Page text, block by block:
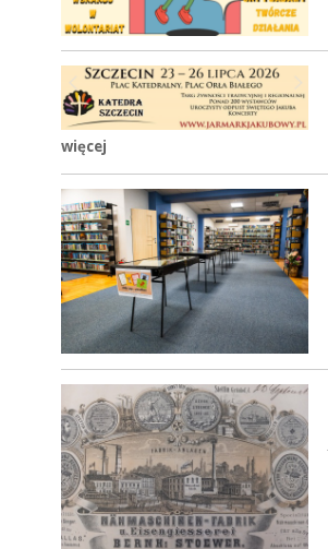
więcej